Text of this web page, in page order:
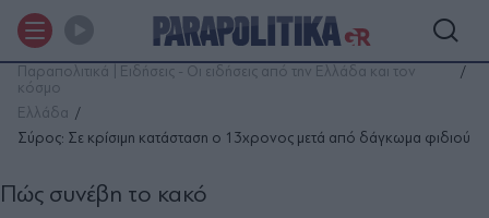
Παραπολιτικά | Ειδήσεις - Οι ειδήσεις από την Ελλάδα και τον
κόσμο
Ελλάδα
Σύρος: Σε κρίσιμη κατάσταση ο 13χρονος μετά από δάγκωμα φιδιού
Πώς συνέβη το κακό